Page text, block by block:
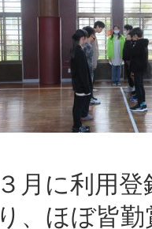
３月に利用
り、ほぼ皆